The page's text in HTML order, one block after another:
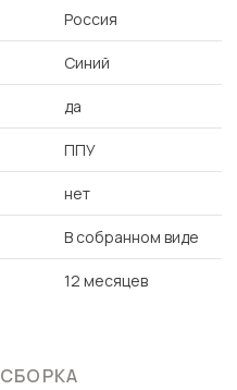
Россия
Синий
да
ППУ
нет
В собранном виде
12 месяцев
СБОРКА